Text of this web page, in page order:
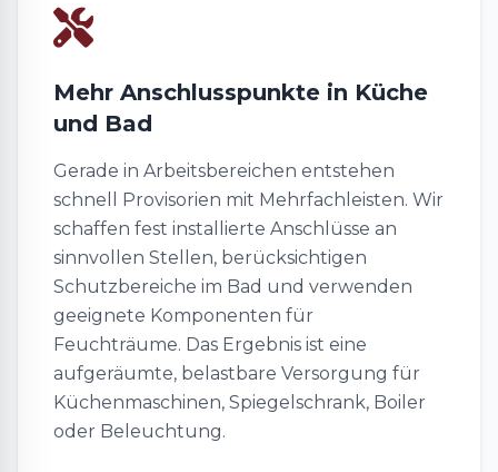
Mehr Anschlusspunkte in Küche
und Bad
Gerade in Arbeitsbereichen entstehen
schnell Provisorien mit Mehrfachleisten. Wir
schaffen fest installierte Anschlüsse an
sinnvollen Stellen, berücksichtigen
Schutzbereiche im Bad und verwenden
geeignete Komponenten für
Feuchträume. Das Ergebnis ist eine
aufgeräumte, belastbare Versorgung für
Küchenmaschinen, Spiegelschrank, Boiler
oder Beleuchtung.